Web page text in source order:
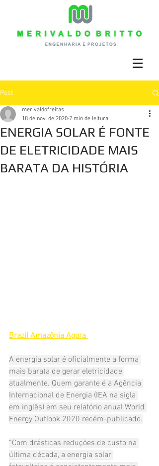
Post
ENERGIA SOLAR É FONTE
DE ELETRICIDADE MAIS
BARATA DA HISTÓRIA
merivaldofreitas
18 de nov. de 2020 2 min de leitura
Brazil Amazônia Agora
A energia solar é oficialmente a forma
mais barata de gerar eletricidade
atualmente. Quem garante é a Agência
Internacional de Energia (IEA na sigla
em inglês) em seu relatório anual World
Energy Outlook 2020 recém-publicado.
“Com drásticas reduções de custo na
última década, a energia solar